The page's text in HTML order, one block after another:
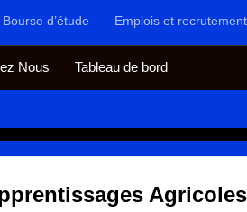
Bourse d’étude Emplois et recrutement
Nous Tableau de bord